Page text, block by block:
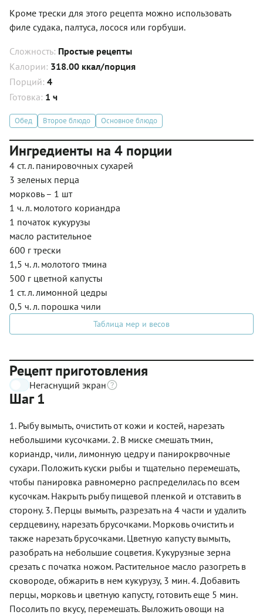
Кроме трески для этого рецепта можно использовать
филе судака, палтуса, лосося или горбуши.
Сложность: Простые рецепты
Калории: 318.00 ккал/порция
Порций: 4
Готовка: 1 ч
Обед Второе блюдо Основное блюдо
Ингредиенты на 4 порции
4 ст. л. панировочных сухарей
3 зеленых перца
морковь – 1 шт
1 ч. л. молотого кориандра
1 початок кукурузы
масло растительное
600 г трески
1,5 ч. л. молотого тмина
500 г цветной капусты
1 ст. л. лимонной цедры
0,5 ч. л. порошка чили
Таблица мер и весов
Рецепт приготовления
Негаснущий экран
Шаг 1
1. Рыбу вымыть, очистить от кожи и костей, нарезать
небольшими кусочками. 2. В миске смешать тмин,
кориандр, чили, лимонную цедру и панирокрвочные
сухари. Положить куски рыбы и тщательно перемешать,
чтобы панировка равномерно распределилась по всем
кусочкам. Накрыть рыбу пищевой пленкой и отставить в
сторону. 3. Перцы вымыть, разрезать на 4 части и удалить
сердцевину, нарезать брусочками. Морковь очистить и
также нарезать брусочками. Цветную капусту вымыть,
разобрать на небольшие соцветия. Кукурузные зерна
срезать с початка ножом. Растительное масло разогреть в
сковороде, обжарить в нем кукурузу, 3 мин. 4. Добавить
перцы, морковь и цветную капусту, готовить еще 5 мин.
Посолить по вкусу, перемешать. Выложить овощи на